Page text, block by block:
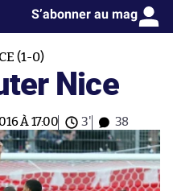
S’abonner au mag
(1-0)
Nice
À 17:00 3' 38